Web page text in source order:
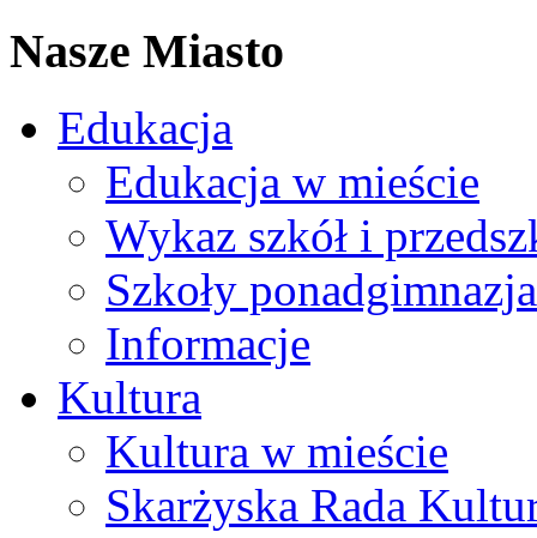
Nasze Miasto
Edukacja
Edukacja w mieście
Wykaz szkół i
Szkoły
Informacje
Kultura
Kultura w mieście
Skarżyska Rada